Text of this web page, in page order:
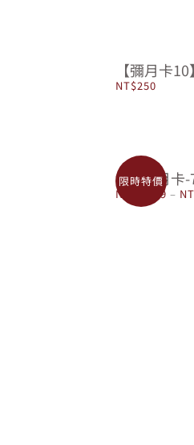
【彌月卡10】
NT$250
限時特價
M摺彌月卡-
NT$ 1,699 –